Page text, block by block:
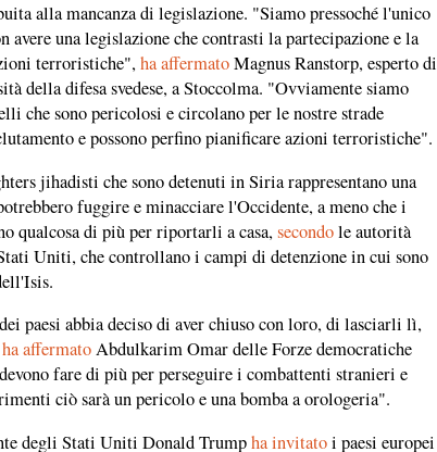
alla mancanza di legislazione. "Siamo pressoché l'unico
avere una legislazione che contrasti la partecipazione e la
terroristiche",ha affermatoMagnus Ranstorp, esperto di
della difesa svedese, a Stoccolma. "Ovviamente siamo
che sono pericolosi e circolano per le nostre strade
e possono perfino pianificare azioni terroristiche".
jihadisti che sono detenuti in Siria rappresentano una
fuggire e minacciare l'Occidente, a meno che i
qualcosa di più per riportarli a casa,secondole autorità
Uniti, che controllano i campi di detenzione in cui sono
paesi abbia deciso di aver chiuso con loro, di lasciarli lì,
ha affermatoAbdulkarim Omar delle Forze democratiche
fare di più per perseguire i combattenti stranieri e
ciò sarà un pericolo e una bomba a orologeria".
degli Stati Uniti Donald Trumpha invitatoi paesi europei